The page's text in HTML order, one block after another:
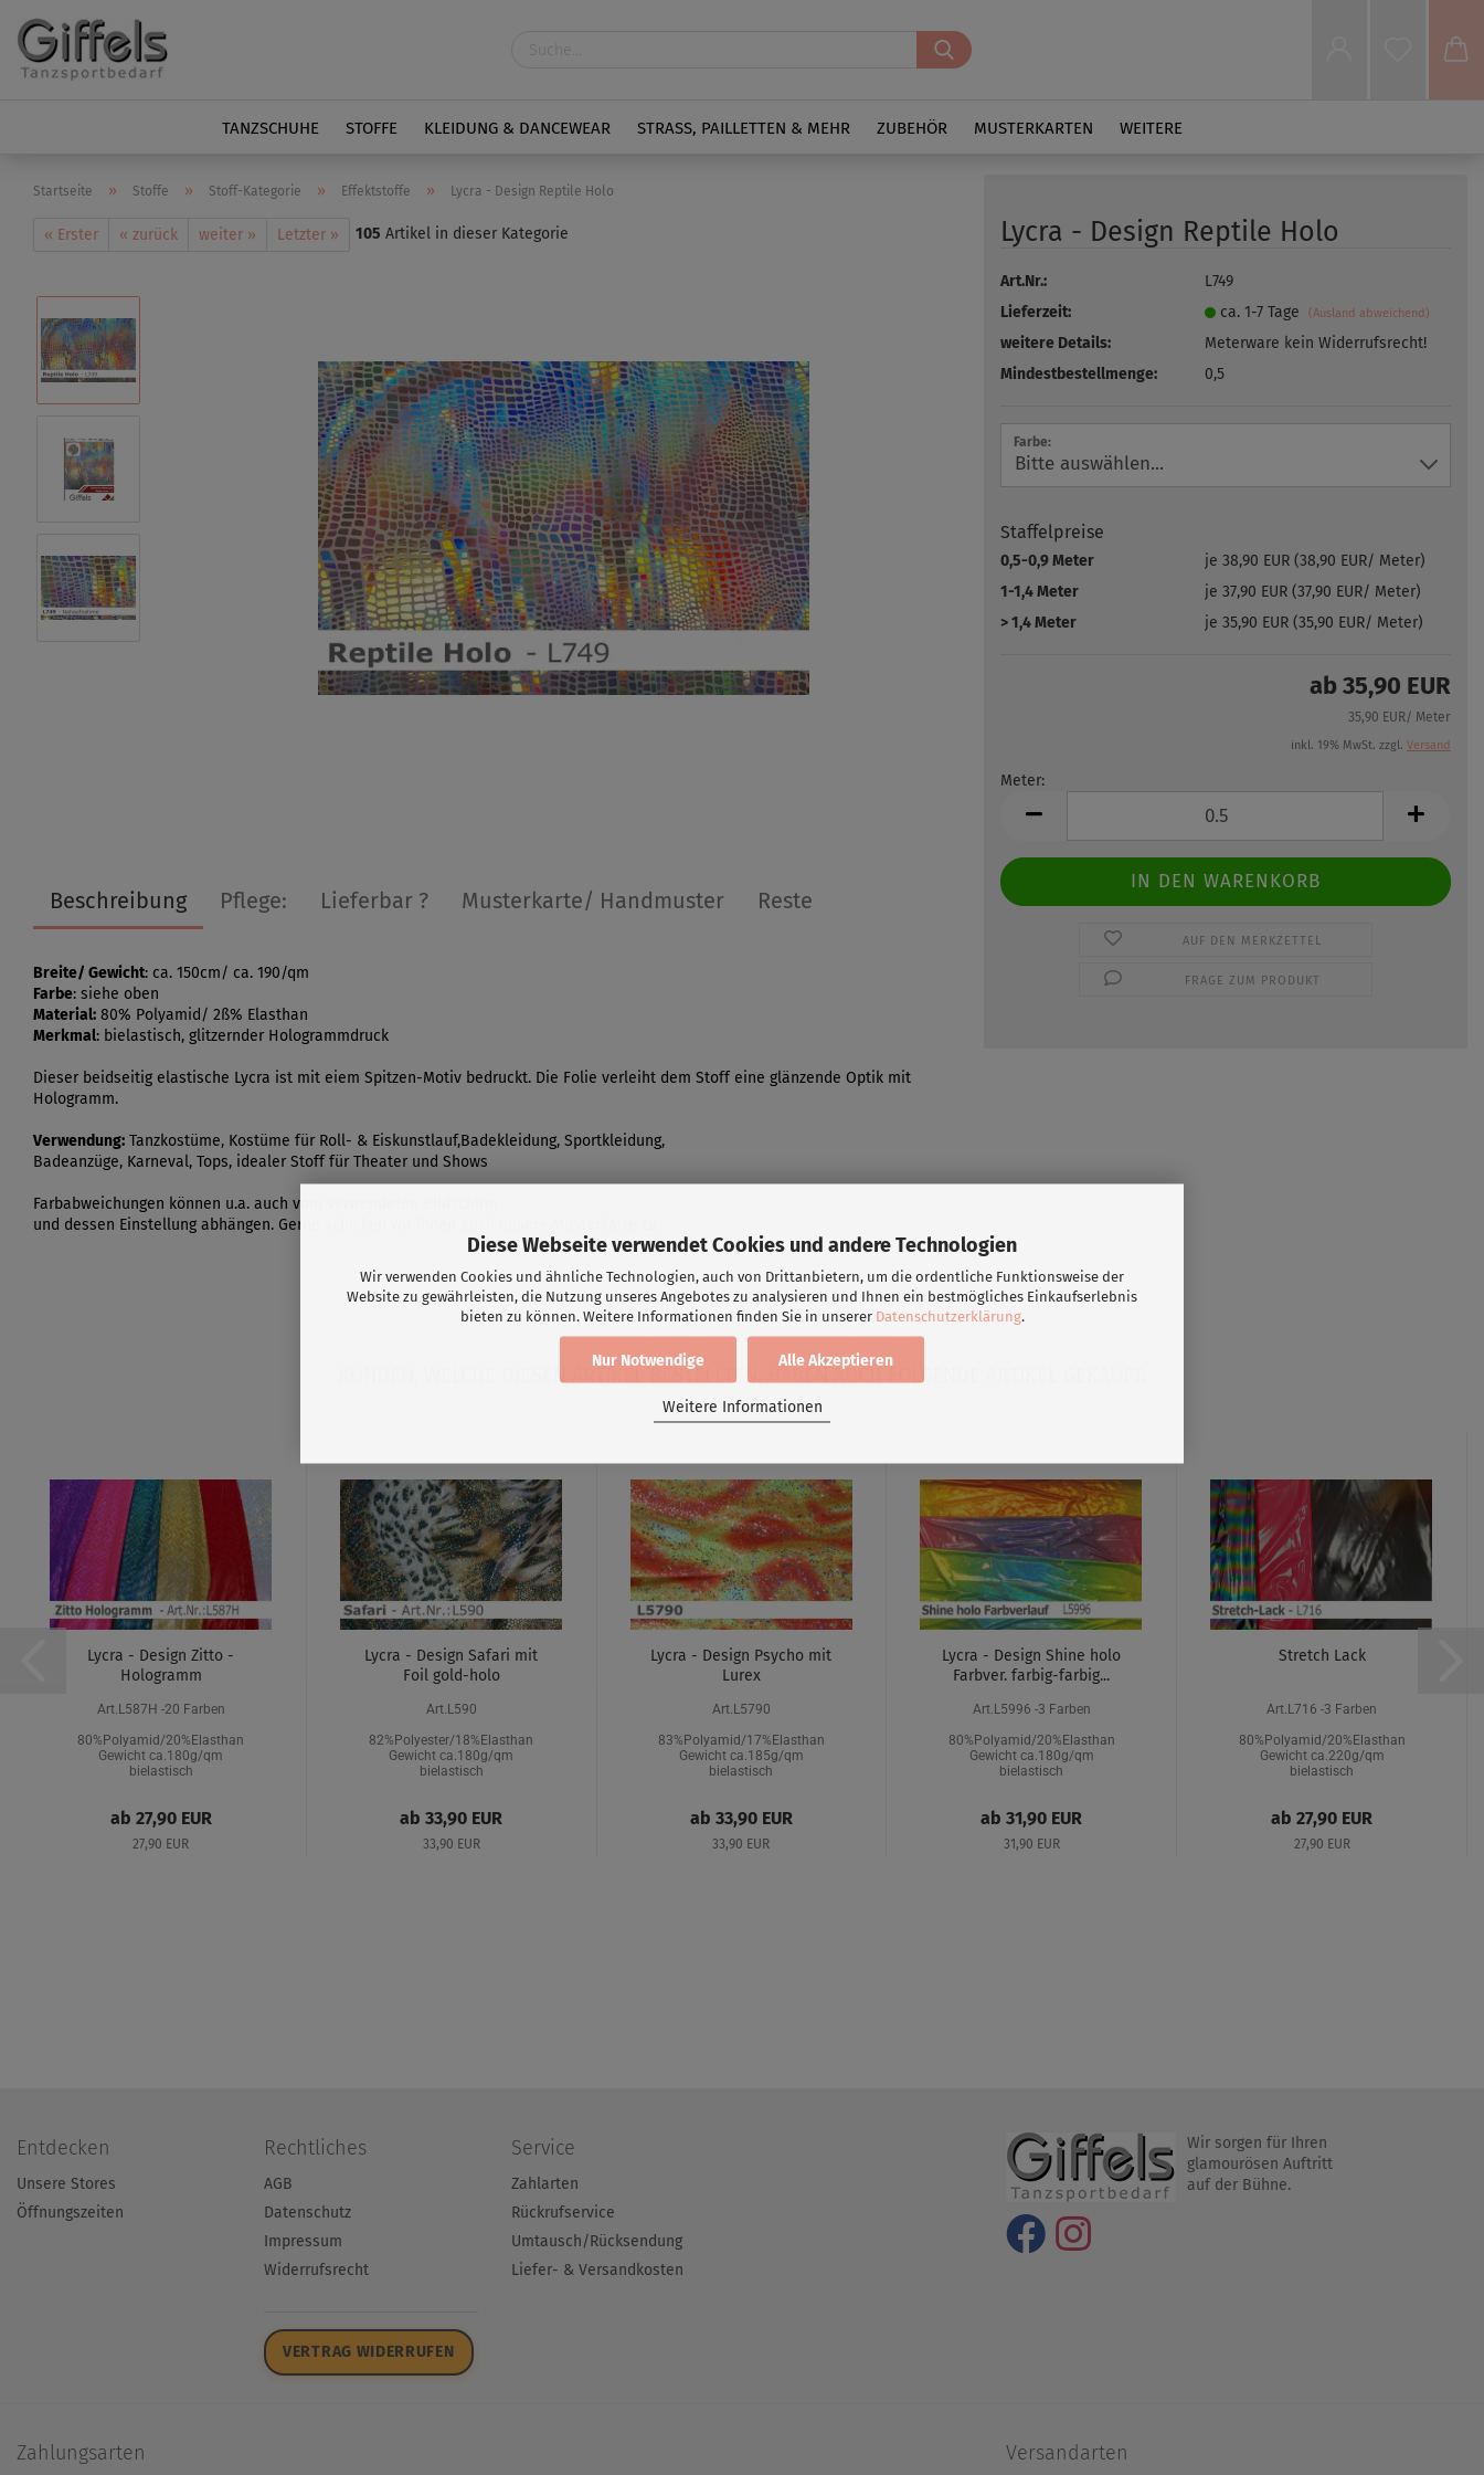
Diese Webseite verwendet Cookies und andere Technologien
Wir verwenden Cookies und ähnliche Technologien, auch von Drittanbietern, um die ordentliche Funktionsweise der
Website zu gewährleisten, die Nutzung unseres Angebotes zu analysieren und Ihnen ein bestmögliches Einkaufserlebnis
bieten zu können. Weitere Informationen finden Sie in unserer Datenschutzerklärung.
Alle Akzeptieren
Nur Notwendige
Weitere Informationen
TANZSCHUHE STOFFE KLEIDUNG & DANCEWEAR STRASS, PAILLETTEN & MEHR ZUBEHÖR MUSTERKARTEN WEITERE
Startseite » Stoffe » Stoff-Kategorie » Effektstoffe » Lycra - Design Reptile Holo
« Erster « zurück weiter » Letzter » 105 Artikel in dieser Kategorie Lycra - Design Reptile Holo
Art.Nr.:
L749
Lieferzeit:
ca. 1-7 Tage (Ausland abweichend)
weitere Details:
Meterware kein Widerrufsrecht!
Mindestbestellmenge:
0,5
Farbe:
Staffelpreise
0,5-0,9 Meter
je 38,90 EUR (38,90 EUR/ Meter)
1-1,4 Meter
je 37,90 EUR (37,90 EUR/ Meter)
> 1,4 Meter
je 35,90 EUR (35,90 EUR/ Meter)
ab 35,90 EUR
35,90 EUR/ Meter
inkl. 19% MwSt. zzgl. Versand
Meter:
Meter
AUF DEN MERKZETTEL
FRAGE ZUM PRODUKT
Beschreibung Pflege: Lieferbar ? Musterkarte/ Handmuster Reste
Breite/ Gewicht: ca. 150cm/ ca. 190/qm
Farbe: siehe oben
Material: 80% Polyamid/ 2ß% Elasthan
Merkmal: bielastisch, glitzernder Hologrammdruck
Dieser beidseitig elastische Lycra ist mit eiem Spitzen-Motiv bedruckt. Die Folie verleiht dem Stoff eine glänzende Optik mit
Hologramm.
Verwendung: Tanzkostüme, Kostüme für Roll- & Eiskunstlauf,Badekleidung, Sportkleidung,
Badeanzüge, Karneval, Tops, idealer Stoff für Theater und Shows
Farbabweichungen können u.a. auch vom verwendeten Bildschirm
und dessen Einstellung abhängen. Gerne schicken wir Ihnen auch unsere Musterkarte zu.
KUNDEN, WELCHE DIESEN ARTIKEL BESTELLTEN, HABEN AUCH FOLGENDE ARTIKEL GEKAUFT:
Lycra - Design Zitto -
Hologramm
Art.L587H -20 Farben
80%Polyamid/20%Elasthan
Gewicht ca.180g/qm
bielastisch
ab 27,90 EUR
27,90 EUR
Lycra - Design Safari mit
Foil gold-holo
Art.L590
82%Polyester/18%Elasthan
Gewicht ca.180g/qm
bielastisch
ab 33,90 EUR
33,90 EUR
Lycra - Design Psycho mit
Lurex
Art.L5790
83%Polyamid/17%Elasthan
Gewicht ca.185g/qm
bielastisch
ab 33,90 EUR
33,90 EUR
Lycra - Design Shine holo
Farbver. farbig-farbig...
Art.L5996 -3 Farben
80%Polyamid/20%Elasthan
Gewicht ca.180g/qm
bielastisch
ab 31,90 EUR
31,90 EUR
Stretch Lack
Art.L716 -3 Farben
80%Polyamid/20%Elasthan
Gewicht ca.220g/qm
bielastisch
ab 27,90 EUR
27,90 EUR
Entdecken
Unsere Stores
Öffnungszeiten
Rechtliches
AGB
Datenschutz
Impressum
Widerrufsrecht
VERTRAG WIDERRUFEN
Service
Zahlarten
Rückrufservice
Umtausch/Rücksendung
Liefer- & Versandkosten
Wir sorgen für Ihren
glamourösen Auftritt
auf der Bühne.
Zahlungsarten Versandarten